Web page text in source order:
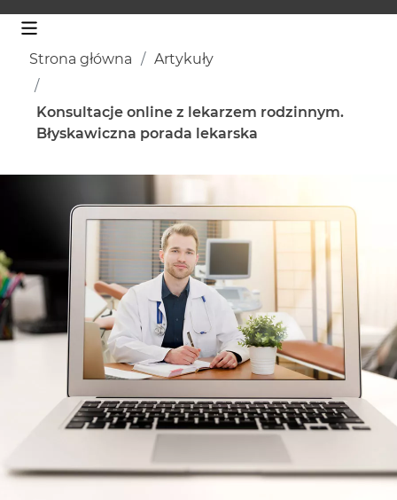
Strona główna Artykuły
Konsultacje online z lekarzem rodzinnym.
Błyskawiczna porada lekarska